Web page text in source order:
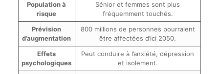
Population à
risque
Sénior et femmes sont plus
fréquemment touchés.
Prévision
d’augmentation
800 millions de personnes pourraient
être affectées d’ici 2050.
Effets
psychologiques
Peut conduire à l’anxiété, dépression
et isolement.